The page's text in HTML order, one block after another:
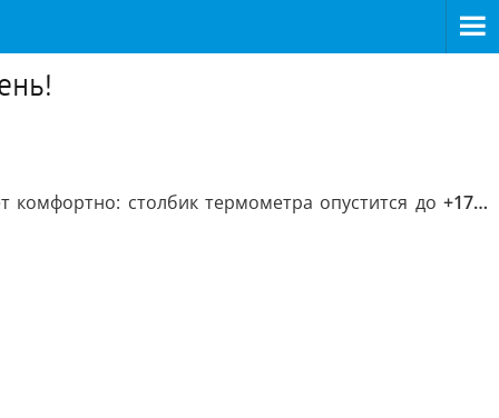
комфортно: столбик термометра опустится до+17…